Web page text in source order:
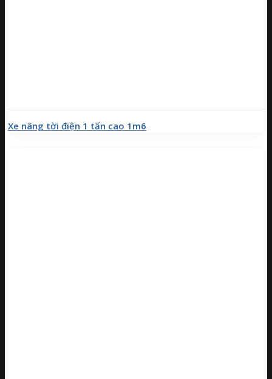
Xe nâng tời điện 1 tấn cao 1m6